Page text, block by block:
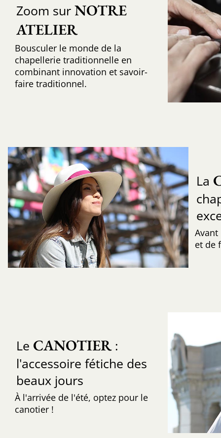
Zoom sur NOTRE
ATELIER
Bousculer le monde de la
chapellerie traditionnelle en
combinant innovation et savoir-
faire traditionnel.
La
Avant
et de
Le CANOTIER:
l'accessoire fétiche des
beaux jours
À l'arrivée de l'été, optez pour le
canotier !